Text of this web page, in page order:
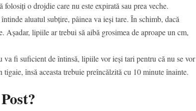
folosiți o drojdie care nu este expirată sau prea veche.
aluatul subțire, pâinea va ieși tare. În schimb, dacă
Așadar, lipiile ar trebui să aibă grosimea de aproape un cm,
va fi suficient de întinsă, lipiile vor ieși tari pentru că nu se vor
însă aceasta trebuie preîncălzită cu 10 minute înainte.